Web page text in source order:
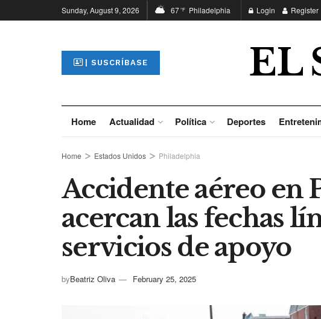
Sunday, August 9, 2026 67°F Philadelphia Login Register
| SUSCRÍBASE EL
Home Actualidad Política Deportes
Home Estados Unidos Philadelphia
Accidente aéreo en
acercan las fechas
servicios de apoyo
byBeatriz Oliva February 25, 2025